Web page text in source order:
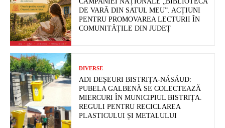
DE VARĂ DIN SATUL MEU”. ACȚIUNI
PENTRU PROMOVAREA LECTURII ÎN
COMUNITĂȚILE DIN JUDEȚ
DIVERSE
ADI DEȘEURI BISTRIȚA-NĂSĂUD:
PUBELA GALBENĂ SE COLECTEAZĂ
MIERCURI ÎN MUNICIPIUL BISTRIȚA.
REGULI PENTRU RECICLAREA
PLASTICULUI ȘI METALULUI